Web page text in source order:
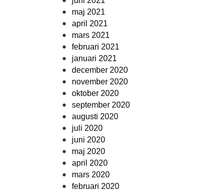
maj 2021
april 2021
mars 2021
februari 2021
januari 2021
december 2020
november 2020
oktober 2020
september 2020
augusti 2020
juli 2020
juni 2020
maj 2020
april 2020
mars 2020
februari 2020